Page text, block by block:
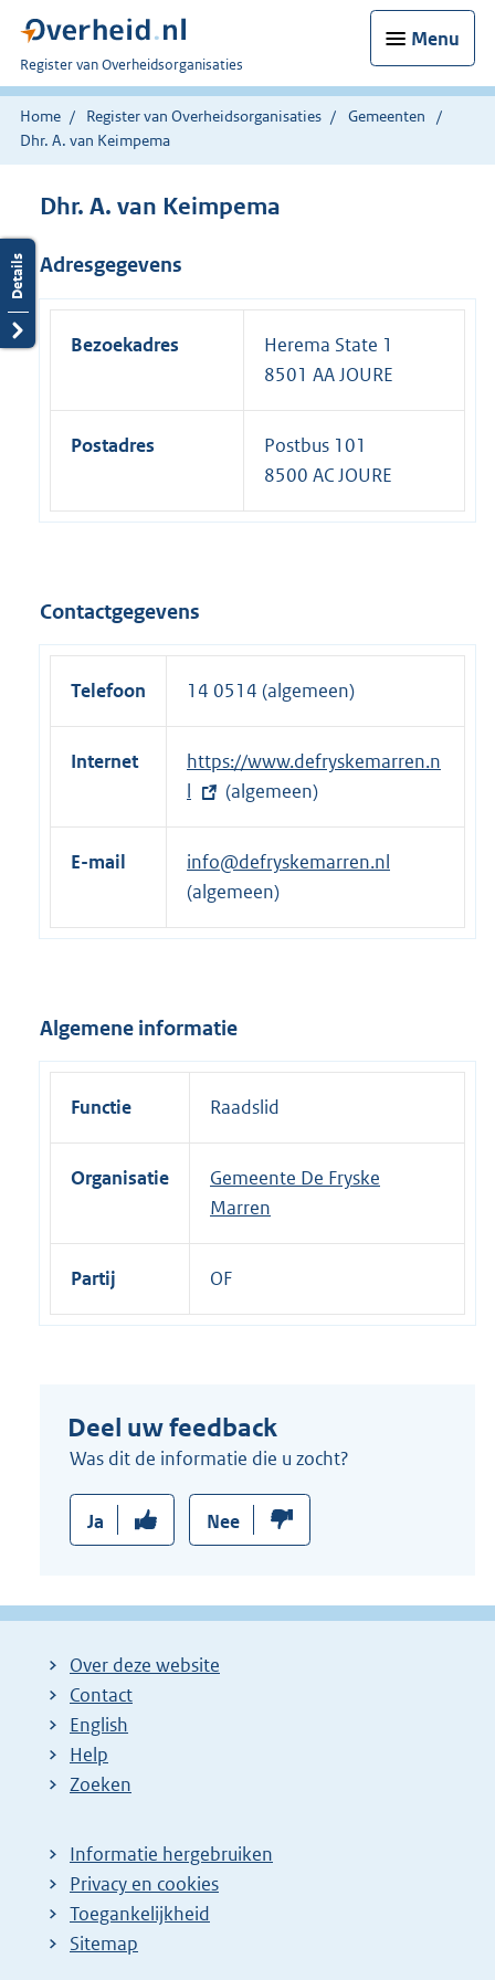
Menu
U
bent
nu
hier:
Register van Overheidsorganisaties
Home Register van Overheidsorganisaties
Gemeenten
Dhr. A. van Keimpema
Dhr. A. van Keimpema
Adresgegevens
Bezoekadres
Herema State 1
8501 AA JOURE
Postadres
Postbus 101
8500 AC JOURE
Contactgegevens
Telefoon 14 0514 (algemeen)
Internet
E
x
t
e
r
e
n
k
https://www.defryskemarren.n
l
(algemeen)
E-mail
info@defryskemarren.nl
(algemeen)
Algemene informatie
Functie Raadslid
Organisatie
Gemeente De Fryske
Marren
Partij OF
Deel uw feedback
Was dit de informatie die u zocht?
Ja Nee
Over deze website
Contact
English
Help
Zoeken
Informatie hergebruiken
Privacy en cookies
Toegankelijkheid
Sitemap